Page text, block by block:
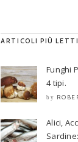
ARTICOLI PIÙ LETTI
Funghi
4 tipi.
by
Alici,